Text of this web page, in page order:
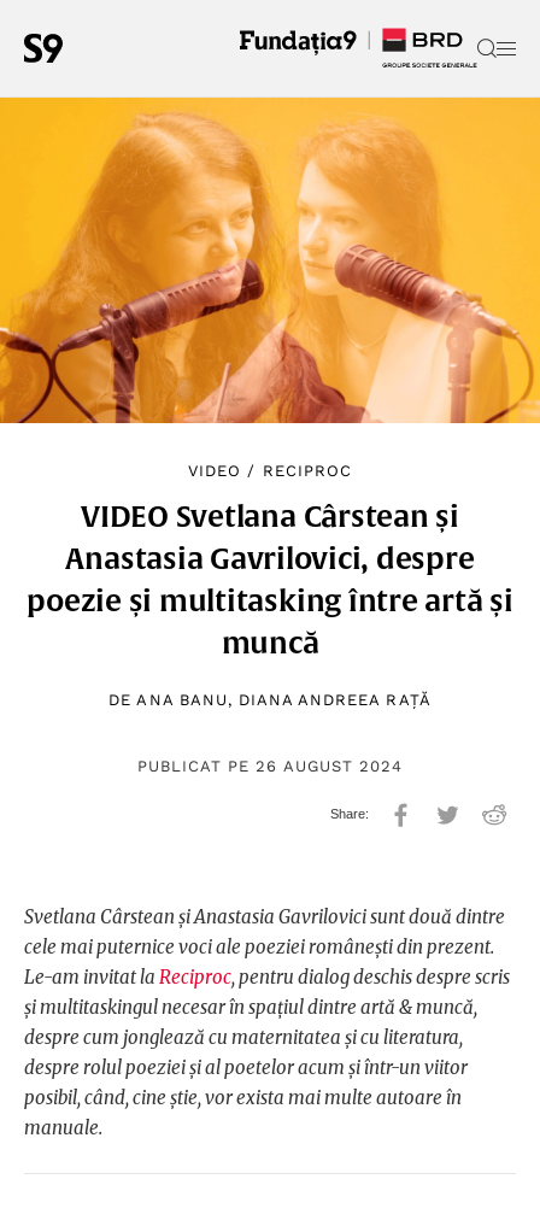
VIDEO / RECIPROC
VIDEO Svetlana Cârstean și
Anastasia Gavrilovici, despre
poezie și multitasking între artă și
muncă
DEANA BANU , DIANA ANDREEA RAȚĂ
PUBLICAT PE 26 AUGUST 2024
Svetlana Cârstean și Anastasia Gavrilovici sunt două dintre
cele mai puternice voci ale poeziei românești din prezent.
Le-am invitat la Reciproc, pentru dialog deschis despre scris
și multitaskingul necesar în spațiul dintre artă & muncă,
despre cum jonglează cu maternitatea și cu literatura,
despre rolul poeziei și al poetelor acum și într-un viitor
posibil, când, cine știe, vor exista mai multe autoare în
manuale.